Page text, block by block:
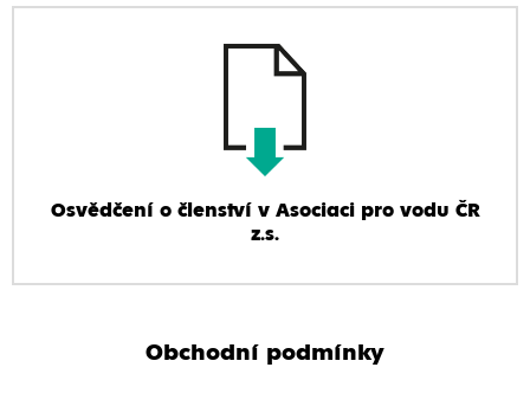
Osvědčení o členství v Asociaci pro vodu ČR
z.s.
Obchodní podmínky